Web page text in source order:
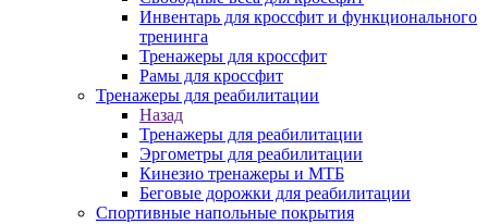
Инвентарь для кроссфит и функционального
тренинга
Тренажеры для кроссфит
Рамы для кроссфит
Тренажеры для реабилитации
Назад
Тренажеры для реабилитации
Эргометры для реабилитации
Кинезио тренажеры и МТБ
Беговые дорожки для реабилитации
Спортивные напольные покрытия